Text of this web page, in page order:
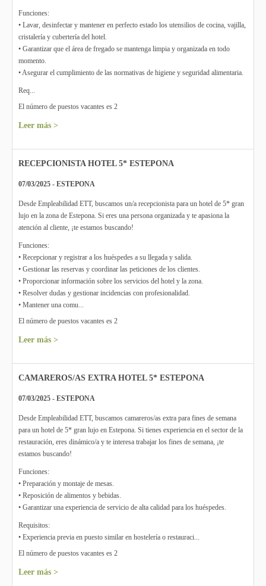
Funciones:
• Lavar, desinfectar y mantener en perfecto estado los utensilios de cocina, vajilla,
cristalería y cubertería del hotel.
• Garantizar que el área de fregado se mantenga limpia y organizada en todo
momento.
• Asegurar el cumplimiento de las normativas de higiene y seguridad alimentaria.
Req...
El número de puestos vacantes es 2
Leer más >
RECEPCIONISTA HOTEL 5* ESTEPONA
07/03/2025 - ESTEPONA
Desde Empleabilidad ETT, buscamos un/a recepcionista para un hotel de 5* gran
lujo en la zona de Estepona. Si eres una persona organizada y te apasiona la
atención al cliente, ¡te estamos buscando!
Funciones:
• Recepcionar y registrar a los huéspedes a su llegada y salida.
• Gestionar las reservas y coordinar las peticiones de los clientes.
• Proporcionar información sobre los servicios del hotel y la zona.
• Resolver dudas y gestionar incidencias con profesionalidad.
• Mantener una comu...
El número de puestos vacantes es 2
Leer más >
CAMAREROS/AS EXTRA HOTEL 5* ESTEPONA
07/03/2025 - ESTEPONA
Desde Empleabilidad ETT, buscamos camareros/as extra para fines de semana
para un hotel de 5* gran lujo en Estepona. Si tienes experiencia en el sector de la
restauración, eres dinámico/a y te interesa trabajar los fines de semana, ¡te
estamos buscando!
Funciones:
• Preparación y montaje de mesas.
• Reposición de alimentos y bebidas.
• Garantizar una experiencia de servicio de alta calidad para los huéspedes.
Requisitos:
• Experiencia previa en puesto similar en hostelería o restauraci...
El número de puestos vacantes es 2
Leer más >